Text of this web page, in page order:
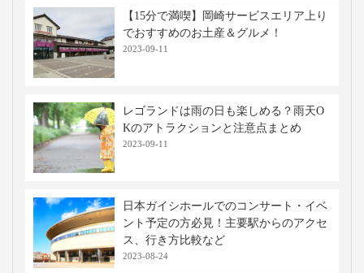
【15分で満喫】岡崎サービスエリア上り
でおすすめのお土産＆グルメ！
2023-09-11
レゴランドは雨の日も楽しめる？雨天O
Kのアトラクションと注意点まとめ
2023-09-11
日本ガイシホールでのコンサート・イベ
ント予定の方必見！主要駅からのアクセ
ス、行き方比較など
2023-08-24